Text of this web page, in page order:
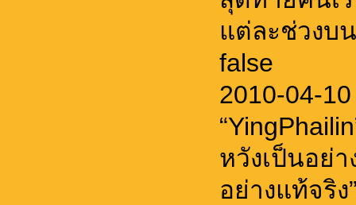
แต่ละช่วงบ
false
2010-04-
หวังเป็นอย่
อย่างแท้จริง